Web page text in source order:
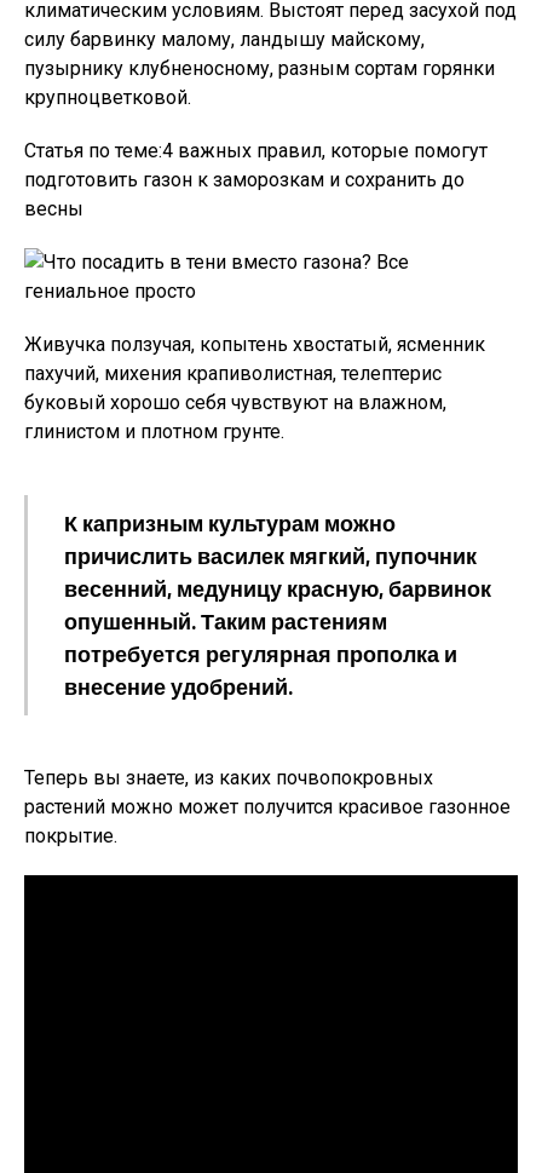
климатическим условиям. Выстоят перед засухой под
силу барвинку малому, ландышу майскому,
пузырнику клубненосному, разным сортам горянки
крупноцветковой.
Статья по теме:4 важных правил, которые помогут
подготовить газон к заморозкам и сохранить до
весны
Живучка ползучая, копытень хвостатый, ясменник
пахучий, михения крапиволистная, телептерис
буковый хорошо себя чувствуют на влажном,
глинистом и плотном грунте.
К капризным культурам можно
причислить василек мягкий, пупочник
весенний, медуницу красную, барвинок
опушенный. Таким растениям
потребуется регулярная прополка и
внесение удобрений.
Теперь вы знаете, из каких почвопокровных
растений можно может получится красивое газонное
покрытие.